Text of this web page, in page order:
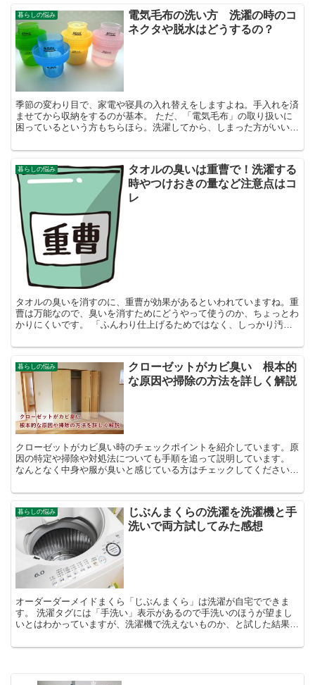
暮らしの悩み
電気毛布の洗い方 洗濯の時のコ
ネクタや脱水はどうするの？
季節の変わり目で、家電や寝具の入れ替えをしますよね。手入れを済
ませてから収納をするのが基本。 ただ、「電気毛布」の取り扱いに
困っているという方もちらほら。洗濯してから、しまった方がいいと
暮らしの悩み
タオルの臭いは重曹で！洗濯する
時やつけおきの量など注意点はコ
レ
タオルの臭いを消すのに、重曹が効果があるといわれていますね。重
曹は万能なので、臭いを消すためにどうやって使うのか、ちょっとわ
かりにくいです。 「ふんわり仕上げるためではなく、しっかり汚れ
暮らしの悩み
クローゼットがカビ臭い 根本的
な原因や掃除の方法を詳しく解説
クローゼットがカビ臭い時のチェックポイントを紹介しています。原
因の特定や掃除や対処法についても手順を追って説明しています。
なんとなく中身や服が臭いと感じている方はチェックしてください
暮らしの悩み
じぶんまくらの洗濯を洗濯機と手
洗いで両方試してみた感想
オーダーダーメイドまくら「じぶんまくら」は洗濯が自宅でできま
す。 洗濯タグには「手洗い」表示があるので手洗いのほうが望まし
いとはわかっていますが、洗濯機で洗えないものか、と試した結果を